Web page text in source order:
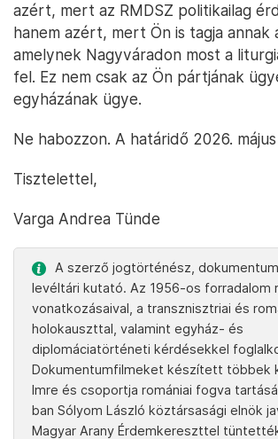
azért, mert az RMDSZ politikailag
hanem azért, mert Ön is tagja annak
amelynek Nagyváradon most a
fel. Ez nem csak az Ön pártjának
egyházának ügye.
Ne habozzon. A határidő 2026.
Tisztelettel,
Varga Andrea Tünde
A szerző jogtörténész,
levéltári kutató. Az 1956-os forradalom
vonatkozásaival, a transznisztriai és
holokauszttal, valamint egyház- és
diplomáciatörténeti kérdésekkel
Dokumentumfilmeket készített többek
Imre és csoportja romániai fogva
ban Sólyom László köztársasági elnök
Magyar Arany Érdemkereszttel